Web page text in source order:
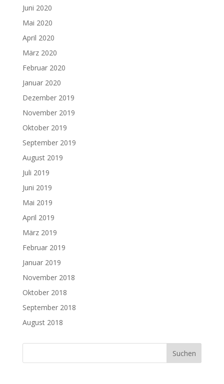
Juni 2020
Mai 2020
April 2020
März 2020
Februar 2020
Januar 2020
Dezember 2019
November 2019
Oktober 2019
September 2019
August 2019
Juli 2019
Juni 2019
Mai 2019
April 2019
März 2019
Februar 2019
Januar 2019
November 2018
Oktober 2018
September 2018
August 2018